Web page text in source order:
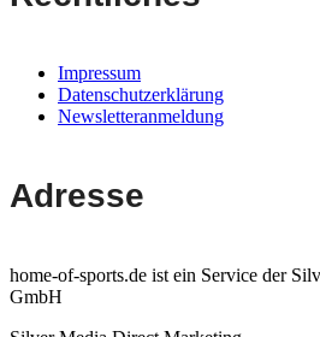
Impressum
Datenschutzerklärung
Newsletteranmeldung
Adresse
home-of-sports.de ist ein Service der
GmbH